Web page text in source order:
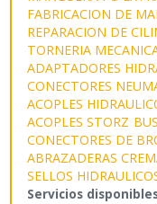
FABRICACION DE
REPARACION DE
TORNERIA
ADAPTADORES
CONECTORES
ACOPLES
ACOPLES STORZ
CONECTORES DE
ABRAZADERAS
SELLOS
Servicios